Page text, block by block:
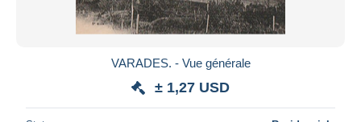
VARADES. - Vue générale
± 1,27 USD